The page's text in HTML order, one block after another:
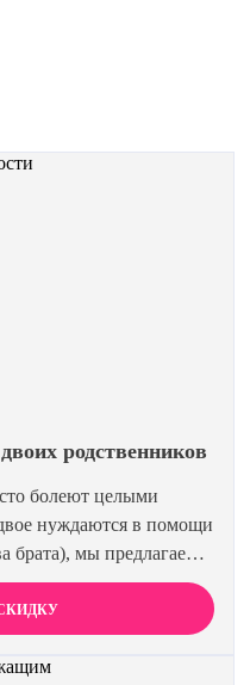
родственников
болеют целыми
нуждаются в помощи
брата), мы предлагаем
лечение. Второй
Лечиться вместе